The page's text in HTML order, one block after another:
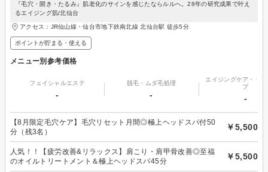
『毛穴・開き・たるみ』肌老化のサインを感じたならルルへ。28年の研究成果で叶え
るエイジング肌/北仙台
アクセス：JR仙山線・仙台市地下鉄南北線 北仙台駅 徒歩5分
ポイントが貯まる・使える
メニュー別参考価格
フェイシャルエステ
-
脱毛・ムダ毛処理
-
エイジングケア・リ
プ
-
【8月限定毛穴ケア】毛穴リセット月間◎極上ヘッドスパ付50
分（残3名）
￥5,500
人気！！【疲労改善&リラックス】肩こり・肩甲骨改善◎至福
のオイルトリートメント＆極上ヘッドスパ45分
￥5,500